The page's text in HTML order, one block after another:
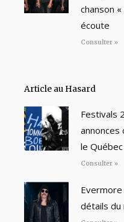
chanson
écoute
Consulter »
Article au Hasard
Festivals
le Québec
Consulter »
détails du